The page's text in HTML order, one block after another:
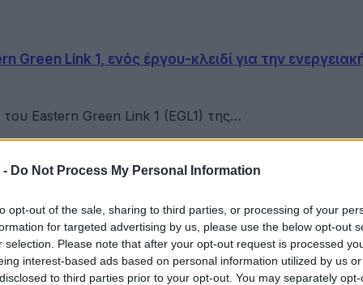
- Do Not Process My Personal Information
opt-out of the sale, sharing to third parties, or processing of your
for targeted advertising by us, please use the below opt-out
selection. Please note that after your opt-out request is processed
interest-based ads based on personal information utilized by us
to third parties prior to your opt-out. You may separately
Green Link 1, ενός έργου-κλειδί για την
Eastern Green Link 1 (EGL1) της…
ΕΠΟΜΕΑ Βιλίων
αποκτά ένα πρωτοποριακό ψηφιακό εργαλείο